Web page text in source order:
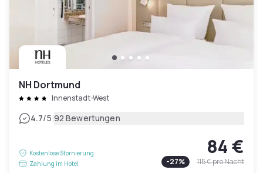
NH Dortmund
Innenstadt-West
4.7/5|92 Bewertungen
Kostenlose Stornierung
Zahlung im Hotel
84 €
-27% 115 €pro Nacht